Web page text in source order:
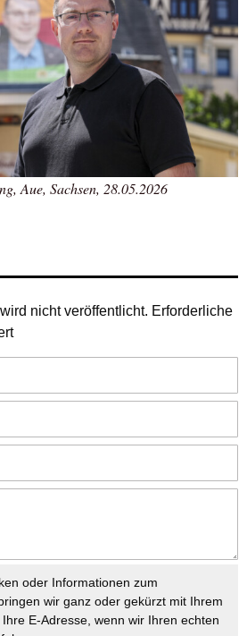
Aue, Sachsen, 28.05.2026
nicht veröffentlicht. Erforderliche
oder Informationen zum
wir ganz oder gekürzt mit Ihrem
E-Adresse, wenn wir Ihren echten